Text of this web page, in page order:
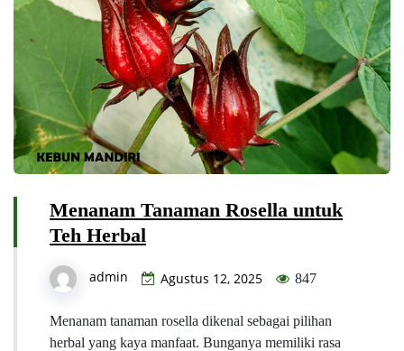
Menanam Tanaman Rosella untuk
Teh Herbal
admin Agustus 12, 2025 847
Menanam tanaman rosella dikenal sebagai pilihan
herbal yang kaya manfaat. Bunganya memiliki rasa